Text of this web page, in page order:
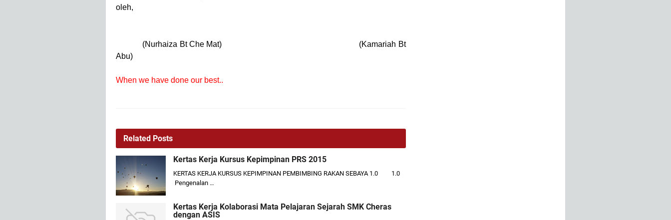
oleh,
(Nurhaiza Bt Che Mat) (Kamariah Bt
Abu)
When we have done our best..
Related Posts
Kertas Kerja Kursus Kepimpinan PRS 2015
KERTAS KERJA KURSUS KEPIMPINAN PEMBIMBING RAKAN SEBAYA 1.0 1.0
Pengenalan …
Kertas Kerja Kolaborasi Mata Pelajaran Sejarah SMK Cheras
dengan ASIS